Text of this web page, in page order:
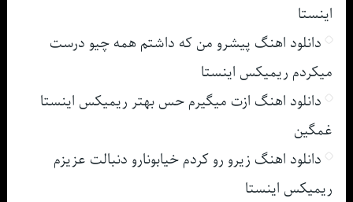
اینستا
دانلود اهنگ پیشرو من که داشتم همه چیو درست
میکردم ریمیکس اینستا
دانلود اهنگ ازت میگیرم حس بهتر ریمیکس اینستا
غمگین
دانلود اهنگ زیرو رو کردم خیابونارو دنبالت عزیزم
ریمیکس اینستا